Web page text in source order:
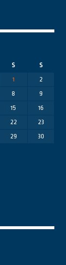
S
S
1
2
8
9
15
16
22
23
29
30